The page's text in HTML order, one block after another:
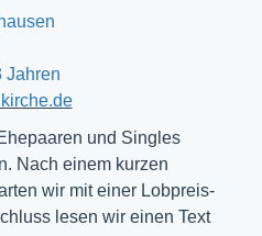
Jahren
und Singles
Nach einem kurzen
wir mit einer Lobpreis-
lesen wir einen Text